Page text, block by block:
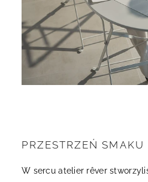
PRZESTRZEŃ
W sercu atelier rêver